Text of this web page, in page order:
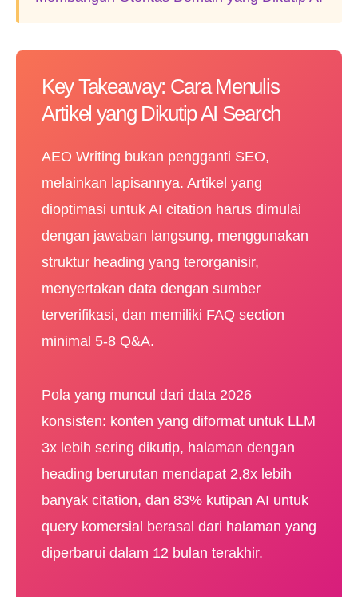
Key Takeaway: Cara Menulis
Artikel yang Dikutip AI Search
AEO Writing bukan pengganti SEO,
melainkan lapisannya. Artikel yang
dioptimasi untuk AI citation harus dimulai
dengan jawaban langsung, menggunakan
struktur heading yang terorganisir,
menyertakan data dengan sumber
terverifikasi, dan memiliki FAQ section
minimal 5-8 Q&A.
Pola yang muncul dari data 2026
konsisten: konten yang diformat untuk LLM
3x lebih sering dikutip, halaman dengan
heading berurutan mendapat 2,8x lebih
banyak citation, dan 83% kutipan AI untuk
query komersial berasal dari halaman yang
diperbarui dalam 12 bulan terakhir.